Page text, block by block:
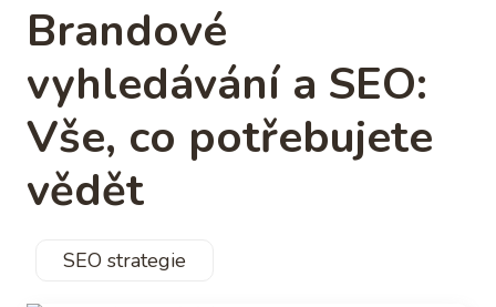
Brandové
vyhledávání a SEO:
Vše, co potřebujete
vědět
SEO strategie